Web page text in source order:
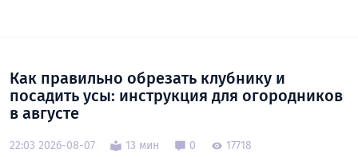
Как правильно обрезать клубнику и
посадить усы: инструкция для огородников
в августе
22:03 2026-08-07 13 мин 0 17718